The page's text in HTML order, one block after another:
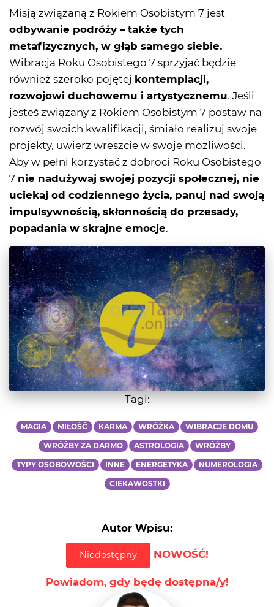
Misją związaną z Rokiem Osobistym 7 jest
odbywanie podróży – także tych
metafizycznych, w głąb samego siebie.
Wibracja Roku Osobistego 7 sprzyjać będzie
również szeroko pojętej kontemplacji,
rozwojowi duchowemu i artystycznemu. Jeśli
jesteś związany z Rokiem Osobistym 7 postaw na
rozwój swoich kwalifikacji, śmiało realizuj swoje
projekty, uwierz wreszcie w swoje możliwości.
Aby w pełni korzystać z dobroci Roku Osobistego
7 nie nadużywaj swojej pozycji społecznej, nie
uciekaj od codziennego życia, panuj nad swoją
impulsywnością, skłonnością do przesady,
popadania w skrajne emocje.
Tagi:
MAGIA MIŁOŚĆ KARMA WRÓŻKA WIBRACJE DOMU
WRÓŻBY ZA DARMO ASTROLOGIA WRÓŻBY
TYPY OSOBOWOŚCI INNE ENERGETYKA NUMEROLOGIA
CIEKAWOSTKI
Autor Wpisu:
Niedostępny NOWOŚĆ!
Powiadom, gdy będę dostępna/y!